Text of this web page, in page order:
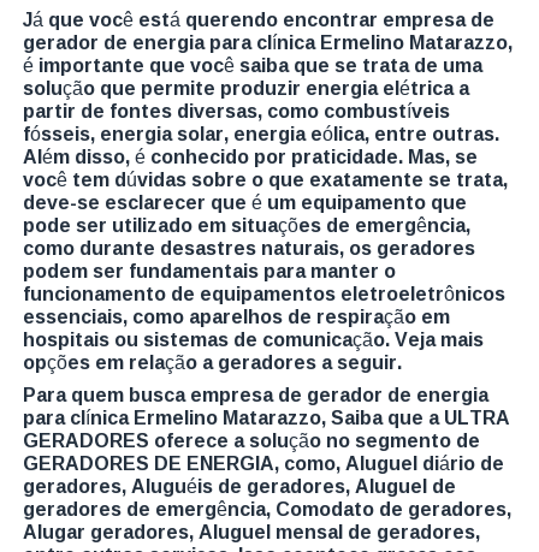
Já que você está querendo encontrar empresa de
gerador de energia para clínica Ermelino Matarazzo,
é importante que você saiba que se trata de uma
solução que permite produzir energia elétrica a
partir de fontes diversas, como combustíveis
fósseis, energia solar, energia eólica, entre outras.
Além disso, é conhecido por praticidade. Mas, se
você tem dúvidas sobre o que exatamente se trata,
deve-se esclarecer que é um equipamento que
pode ser utilizado em situações de emergência,
como durante desastres naturais, os geradores
podem ser fundamentais para manter o
funcionamento de equipamentos eletroeletrônicos
essenciais, como aparelhos de respiração em
hospitais ou sistemas de comunicação. Veja mais
opções em relação a geradores a seguir.
Para quem busca empresa de gerador de energia
para clínica Ermelino Matarazzo, Saiba que a ULTRA
GERADORES oferece a solução no segmento de
GERADORES DE ENERGIA, como, Aluguel diário de
geradores, Aluguéis de geradores, Aluguel de
geradores de emergência, Comodato de geradores,
Alugar geradores, Aluguel mensal de geradores,